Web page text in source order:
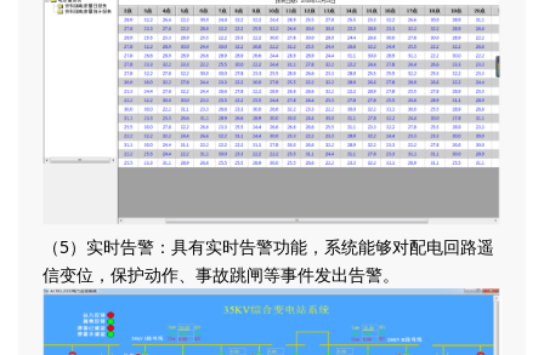
（5）实时告警：具有实时告警功能，系统能够对配电回路遥
信变位，保护动作、事故跳闸等事件发出告警。